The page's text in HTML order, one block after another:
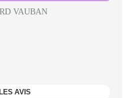
VAUBAN
AVIS